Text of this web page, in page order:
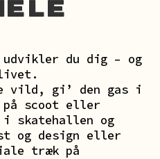
du dig – og
vild, gi’ den gas i
på scoot eller
i skatehallen og
og design eller
træk på